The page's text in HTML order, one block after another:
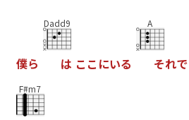
僕ら
Dadd9
は こ こ にいる
A
それで
F#m7